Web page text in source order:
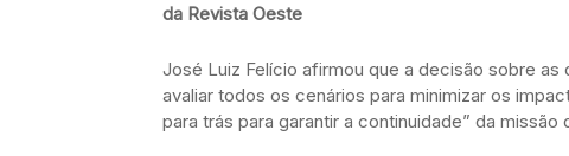
da Revista Oeste
José Luiz Felício afirmou que a decisão sobre
avaliar todos os cenários para minimizar os
para trás para garantir a continuidade” da